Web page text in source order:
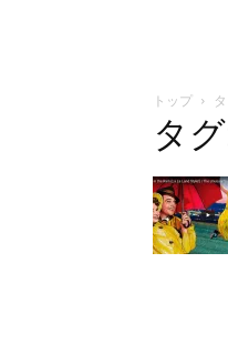
トップ
タ